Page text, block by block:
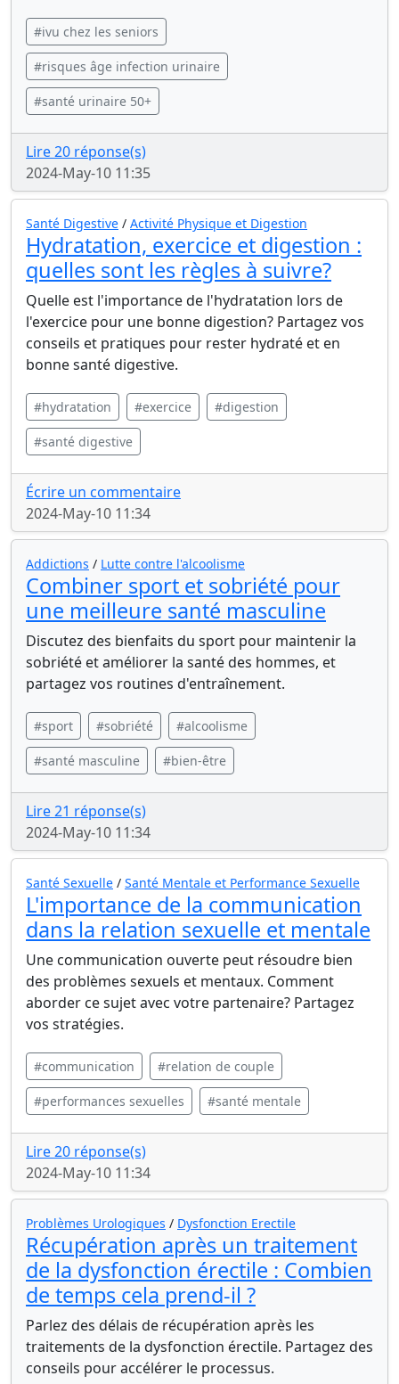
#ivu chez les seniors
#risques âge infection urinaire
#santé urinaire 50+
Lire 20 réponse(s)
2024-May-10 11:35
Santé Digestive / Activité Physique et Digestion
Hydratation, exercice et digestion :
quelles sont les règles à suivre?
Quelle est l'importance de l'hydratation lors de
l'exercice pour une bonne digestion? Partagez vos
conseils et pratiques pour rester hydraté et en
bonne santé digestive.
#hydratation #exercice #digestion
#santé digestive
Écrire un commentaire
2024-May-10 11:34
Addictions / Lutte contre l'alcoolisme
Combiner sport et sobriété pour
une meilleure santé masculine
Discutez des bienfaits du sport pour maintenir la
sobriété et améliorer la santé des hommes, et
partagez vos routines d'entraînement.
#sport #sobriété #alcoolisme
#santé masculine #bien-être
Lire 21 réponse(s)
2024-May-10 11:34
Santé Sexuelle / Santé Mentale et Performance Sexuelle
L'importance de la communication
dans la relation sexuelle et mentale
Une communication ouverte peut résoudre bien
des problèmes sexuels et mentaux. Comment
aborder ce sujet avec votre partenaire? Partagez
vos stratégies.
#communication #relation de couple
#performances sexuelles #santé mentale
Lire 20 réponse(s)
2024-May-10 11:34
Problèmes Urologiques / Dysfonction Erectile
Récupération après un traitement
de la dysfonction érectile : Combien
de temps cela prend-il ?
Parlez des délais de récupération après les
traitements de la dysfonction érectile. Partagez des
conseils pour accélérer le processus.